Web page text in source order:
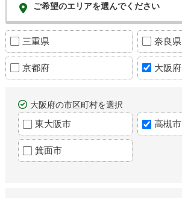
ご希望のエリアを選んでください
三重県 奈良県
京都府 大阪府
大阪府の市区町村を選択
東大阪市 高槻市
箕面市